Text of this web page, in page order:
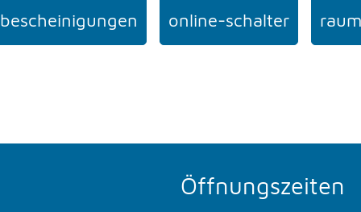
bescheinigungen online-schalter
Öffnungszeiten